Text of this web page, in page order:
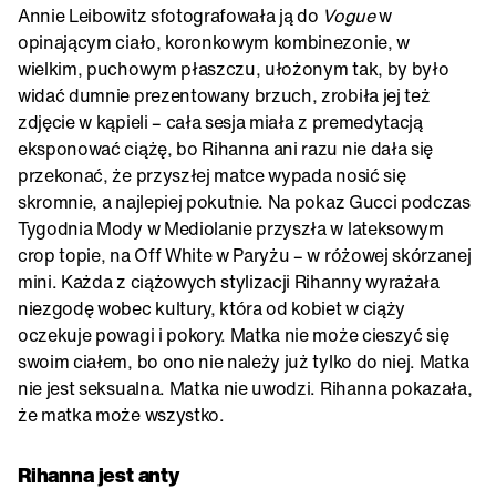
Annie Leibowitz sfotografowała ją do Voguew
opinającym ciało, koronkowym kombinezonie, w
wielkim, puchowym płaszczu, ułożonym tak, by było
widać dumnie prezentowany brzuch, zrobiła jej też
zdjęcie w kąpieli – cała sesja miała z premedytacją
eksponować ciążę, bo Rihanna ani razu nie dała się
przekonać, że przyszłej matce wypada nosić się
skromnie, a najlepiej pokutnie. Na pokaz Gucci podczas
Tygodnia Mody w Mediolanie przyszła w lateksowym
crop topie, na Off White w Paryżu – w różowej skórzanej
mini. Każda z ciążowych stylizacji Rihanny wyrażała
niezgodę wobec kultury, która od kobiet w ciąży
oczekuje powagi i pokory. Matka nie może cieszyć się
swoim ciałem, bo ono nie należy już tylko do niej. Matka
nie jest seksualna. Matka nie uwodzi. Rihanna pokazała,
że matka może wszystko.
Rihanna jest anty